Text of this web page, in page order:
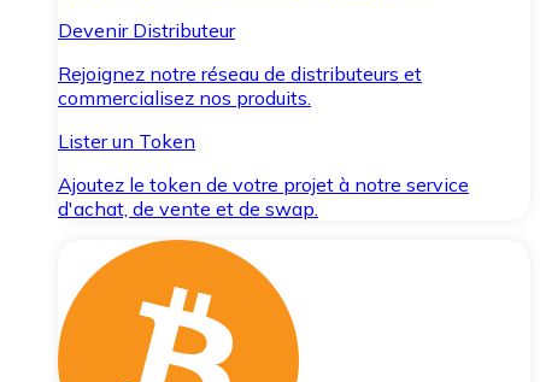
Devenir Distributeur
Rejoignez notre réseau de distributeurs et
commercialisez nos produits.
Lister un Token
Ajoutez le token de votre projet à notre service
d'achat, de vente et de swap.